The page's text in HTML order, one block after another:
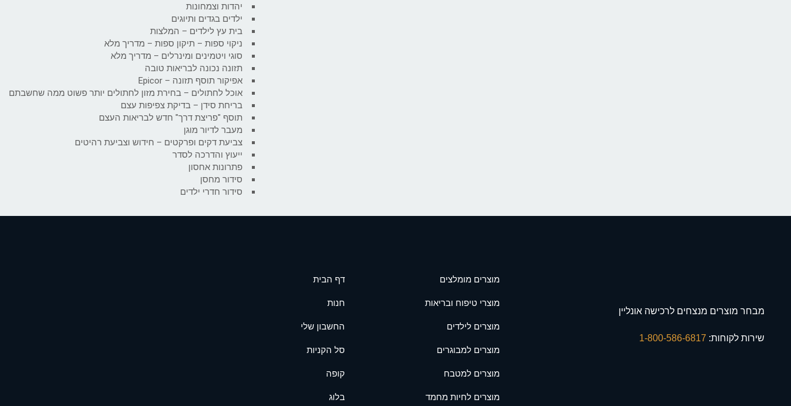
יהדות וצמחונות
ילדים בגדים ותיוגים
בית עץ לילדים – המלצות
ניקוי ספות – תיקון ספות – מדריך מלא
סוגי ויטמינים ומינרלים – מדריך מלא
תזונה נכונה לבריאות טובה
אפיקור תוסף תזונה – Epicor
אוכל לחתולים – בחירת מזון לחתולים יותר פשוט ממה שחשבתם
בריחת סידן – בדיקת צפיפות עצם
תוסף "פריצת דרך" חדש לבריאות העצם
מעבר לדיור מוגן
צביעת דקים ופרקטים – חידוש וצביעת רהיטים
ייעוץ והדרכה לסדר
פתרונות אחסון
סידור מחסן
סידור חדרי ילדים
מבחר מוצרים מנצחים לרכישה אונליין
שירות לקוחות:
מוצרים מומלצים
מוצרי טיפוח ובריאות
מוצרים לילדים
מוצרים למבוגרים
מוצרים למטבח
מוצרים לחיות מחמד
דף הבית
חנות
החשבון שלי
סל הקניות
קופה
בלוג